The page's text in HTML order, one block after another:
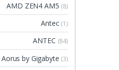
AMD ZEN4 AM5 (8)
Antec (1)
ANTEC (84)
Aorus by Gigabyte (3)